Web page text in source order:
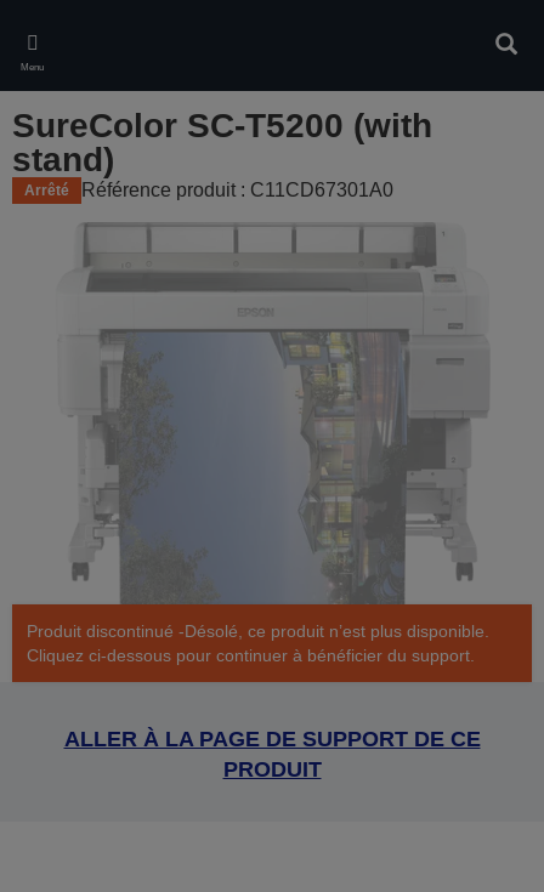
main
content
Menu
SureColor SC-T5200 (with
stand)
Arrêté Référence produit : C11CD67301A0
Produit discontinué -Désolé, ce produit n’est plus disponible.
Cliquez ci-dessous pour continuer à bénéficier du support.
ALLER À LA PAGE DE SUPPORT DE CE
PRODUIT